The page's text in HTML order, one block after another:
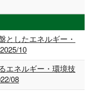
としたエネルギー・
10
エネルギー・環境技
08